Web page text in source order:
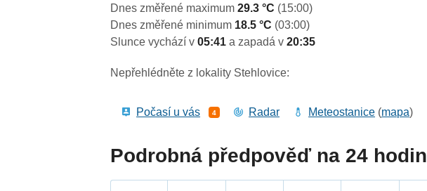
Dnes změřené maximum29.3 °C (15:00)
Dnes změřené minimum 18.5 °C (03:00)
Slunce vychází v05:41a zapadá v20:35
Nepřehlédněte z lokality Stehlovice:
Počasí u vás 4 Radar Meteostanice (mapa)
Podrobná předpověď na 24 hodin